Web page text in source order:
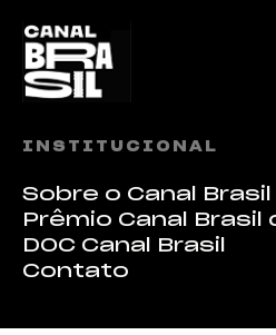
INSTITUCIONAL
Sobre o Canal Brasil
Prêmio Canal Brasil
DOC Canal Brasil
Contato